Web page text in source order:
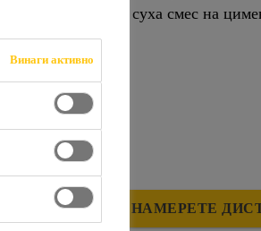
течен полимер и суха смес на
НАМЕРЕТЕ
Винаги активно